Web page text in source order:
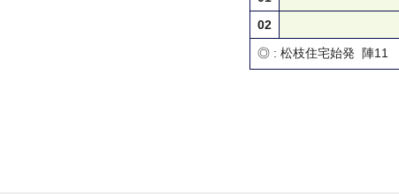
02
◎ : 松枝住宅始発 陣11